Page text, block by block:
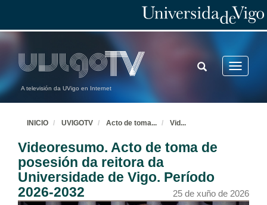
A televisión da UVigo en Internet
Toggle
TOGGLE
SEARCH
INICIO UVIGOTV Acto de toma... Vid...
Videoresumo. Acto de toma de
posesión da reitora da
Universidade de Vigo. Período
2026-2032
25 de xuño de 2026